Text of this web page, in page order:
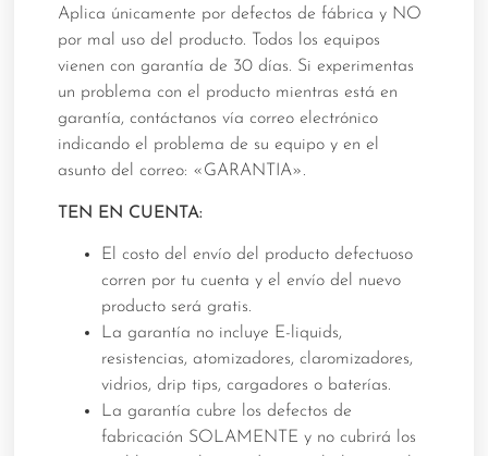
Aplica únicamente por defectos de fábrica y NO
por mal uso del producto. Todos los equipos
vienen con garantía de 30 días. Si experimentas
un problema con el producto mientras está en
garantía, contáctanos vía correo electrónico
indicando el problema de su equipo y en el
asunto del correo: «GARANTIA».
TEN EN CUENTA:
El costo del envío del producto defectuoso
corren por tu cuenta y el envío del nuevo
producto será gratis.
La garantía no incluye E-liquids,
resistencias, atomizadores, claromizadores,
vidrios, drip tips, cargadores o baterías.
La garantía cubre los defectos de
fabricación SOLAMENTE y no cubrirá los